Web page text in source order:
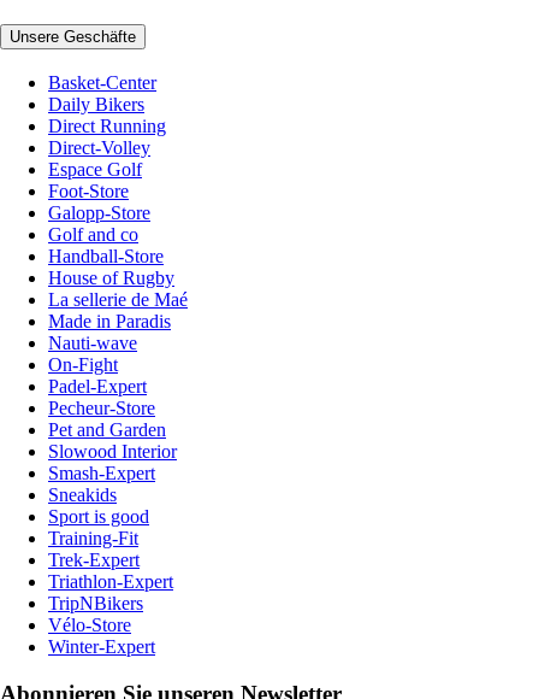
Unsere Geschäfte
Basket-Center
Daily Bikers
Direct Running
Direct-Volley
Espace Golf
Foot-Store
Galopp-Store
Golf and co
Handball-Store
House of Rugby
La sellerie de Maé
Made in Paradis
Nauti-wave
On-Fight
Padel-Expert
Pecheur-Store
Pet and Garden
Slowood Interior
Smash-Expert
Sneakids
Sport is good
Training-Fit
Trek-Expert
Triathlon-Expert
TripNBikers
Vélo-Store
Winter-Expert
Abonnieren Sie unseren Newsletter